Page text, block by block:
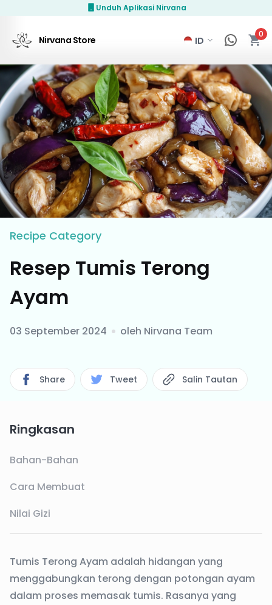
Unduh Aplikasi Nirvana
Nirvana Store 0
Recipe Category
Resep Tumis Terong
Ayam
03 September 2024 oleh Nirvana Team
Share Tweet Salin Tautan
Ringkasan
Bahan-Bahan
Cara Membuat
Nilai Gizi
Tumis Terong Ayam adalah hidangan yang
menggabungkan terong dengan potongan ayam
dalam proses memasak tumis. Rasanya yang